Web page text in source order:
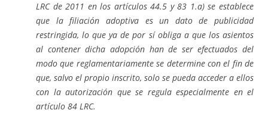
LRC de 2011 en los artículos 44.5 y 83 1.a) se establece
que la filiación adoptiva es un dato de publicidad
restringida, lo que ya de por sí obliga a que los asientos
al contener dicha adopción han de ser efectuados del
modo que reglamentariamente se determine con el fin de
que, salvo el propio inscrito, solo se pueda acceder a ellos
con la autorización que se regula especialmente en el
artículo 84 LRC.